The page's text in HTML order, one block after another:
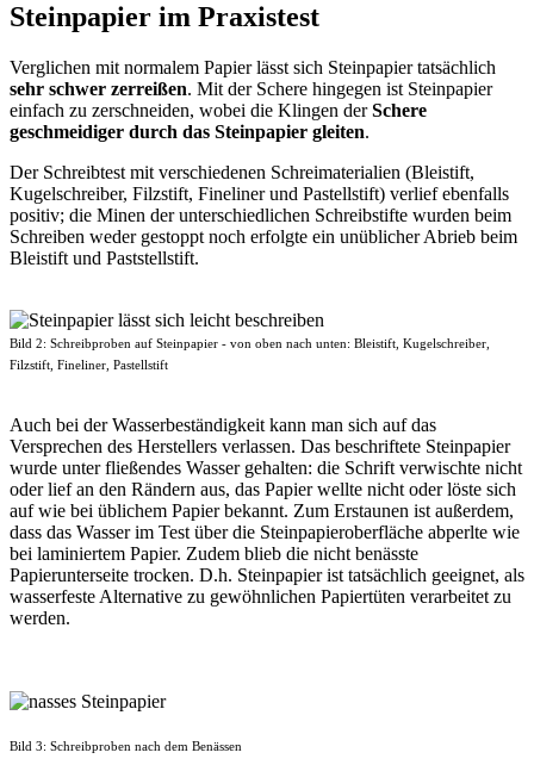
Steinpapier im Praxistest
Verglichen mit normalem Papier lässt sich Steinpapier tatsächlich
sehr schwer zerreißen. Mit der Schere hingegen ist Steinpapier
einfach zu zerschneiden, wobei die Klingen derSchere
geschmeidiger durch das Steinpapier gleiten.
Der Schreibtest mit verschiedenen Schreimaterialien (Bleistift,
Kugelschreiber, Filzstift, Fineliner und Pastellstift) verlief ebenfalls
positiv; die Minen der unterschiedlichen Schreibstifte wurden beim
Schreiben weder gestoppt noch erfolgte ein unüblicher Abrieb beim
Bleistift und Paststellstift.
Bild 2: Schreibproben auf Steinpapier - von oben nach unten: Bleistift, Kugelschreiber,
Filzstift, Fineliner, Pastellstift
Auch bei der Wasserbeständigkeit kann man sich auf das
Versprechen des Herstellers verlassen. Das beschriftete Steinpapier
wurde unter fließendes Wasser gehalten: die Schrift verwischte nicht
oder lief an den Rändern aus, das Papier wellte nicht oder löste sich
auf wie bei üblichem Papier bekannt. Zum Erstaunen ist außerdem,
dass das Wasser im Test über die Steinpapieroberfläche abperlte wie
bei laminiertem Papier. Zudem blieb die nicht benässte
Papierunterseite trocken. D.h. Steinpapier ist tatsächlich geeignet, als
wasserfeste Alternative zu gewöhnlichen Papiertüten verarbeitet zu
werden.
Bild 3: Schreibproben nach dem Benässen